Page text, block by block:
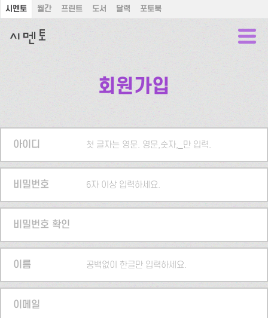
시멘토 월간 프린트 도서 달력 포토북
회원가입
아이디 첫 글자는 영문. 영문,숫자,_만 입력.
비밀번호 6자 이상 입력하세요.
비밀번호 확인
이름 공백없이 한글만 입력하세요.
이메일